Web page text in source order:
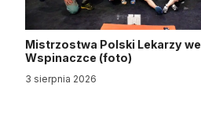
Mistrzostwa Polski Lekarzy we
Wspinaczce (foto)
3 sierpnia 2026